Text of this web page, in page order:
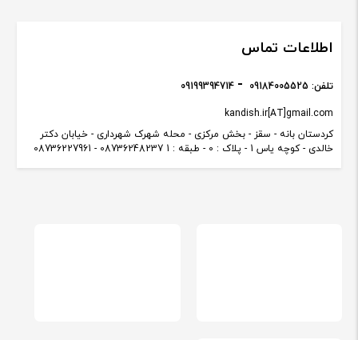
اطلاعات تماس
کردستان بانه - سقز - بخش مرکزی - محله شهرک شهرداری - خیابان دکتر
خالدی - کوچه یاس 1 - پلاک : 0 - طبقه : 1 08736248237 - 08736227961
kandish.ir[AT]gmail.com
تلفن: 09184005525
09199394714